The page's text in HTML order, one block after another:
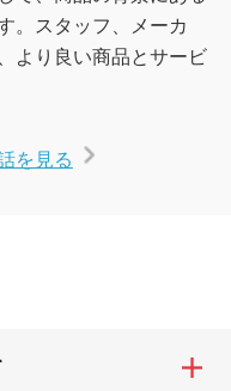
。スタッフ、メーカ
より良い商品とサービ
を見る